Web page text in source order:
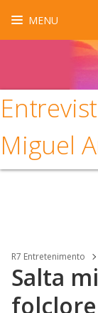
MENU
Miguel
R7 Entretenimento
Salta